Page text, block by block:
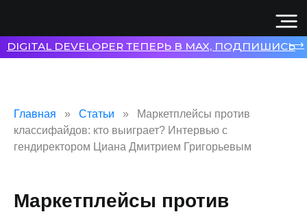
Главная Статьи
Маркетплейсы против
классифайдов: кто выиграет? Интервью с
гендиректором Циана Дмитрием Григорьевым
Маркетплейсы против